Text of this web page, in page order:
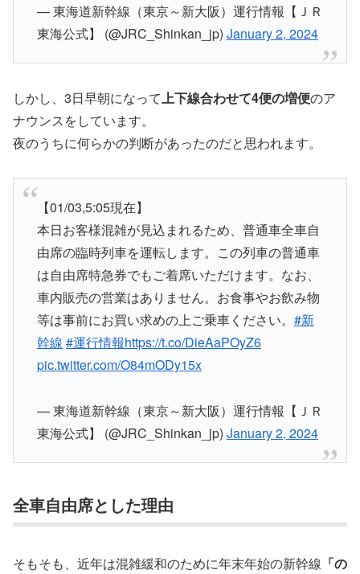
— 東海道新幹線（東京～新大阪）運行情報【ＪＲ
東海公式】 (@JRC_Shinkan_jp) January 2, 2024
しかし、3日早朝になって上下線合わせて4便の増便のア
ナウンスをしています。
夜のうちに何らかの判断があったのだと思われます。
【01/03,5:05現在】
本日お客様混雑が見込まれるため、普通車全車自
由席の臨時列車を運転します。この列車の普通車
は自由席特急券でもご着席いただけます。なお、
車内販売の営業はありません。お食事やお飲み物
等は事前にお買い求めの上ご乗車ください。 #新
幹線 #運行情報https://t.co/DieAaPOyZ6
pic.twitter.com/O84mODy15x
— 東海道新幹線（東京～新大阪）運行情報【ＪＲ
東海公式】 (@JRC_Shinkan_jp) January 2, 2024
全車自由席とした理由
そもそも、近年は混雑緩和のために年末年始の新幹線 「の